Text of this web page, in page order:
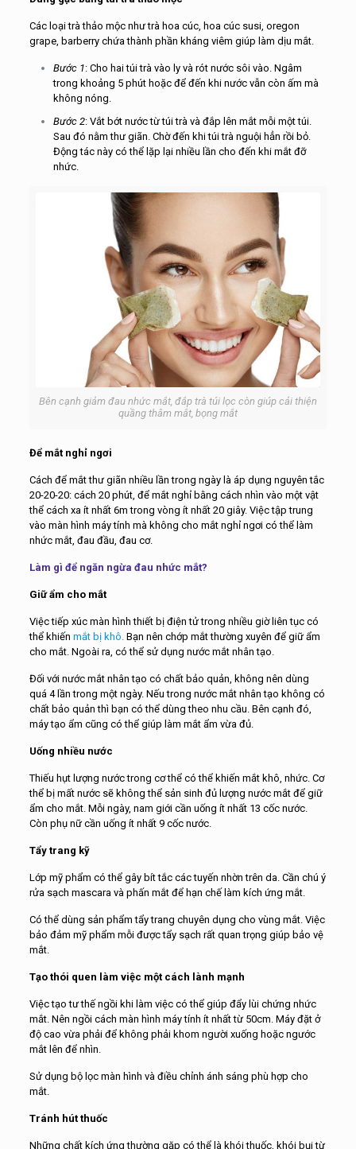
Các loại trà thảo mộc như trà hoa cúc, hoa cúc susi, oregon
grape, barberry chứa thành phần kháng viêm giúp làm dịu mắt.
Bước 1: Cho hai túi trà vào ly và rót nước sôi vào. Ngâm
trong khoảng 5 phút hoặc để đến khi nước vẫn còn ấm mà
không nóng.
Bước 2: Vắt bớt nước từ túi trà và đắp lên mắt mỗi một túi.
Sau đó nằm thư giãn. Chờ đến khi túi trà nguội hẳn rồi bỏ.
Động tác này có thể lặp lại nhiều lần cho đến khi mắt đỡ
nhức.
Bên cạnh giảm đau nhức mắt, đắp trà túi lọc còn giúp cải thiện
quầng thâm mắt, bọng mắt
Để mắt nghỉ ngơi
Cách để mắt thư giãn nhiều lần trong ngày là áp dụng nguyên tắc
20-20-20: cách 20 phút, để mắt nghỉ bằng cách nhìn vào một vật
thể cách xa ít nhất 6m trong vòng ít nhất 20 giây. Việc tập trung
vào màn hình máy tính mà không cho mắt nghỉ ngơi có thể làm
nhức mắt, đau đầu, đau cơ.
Làm gì để ngăn ngừa đau nhức mắt?
Giữ ẩm cho mắt
Việc tiếp xúc màn hình thiết bị điện tử trong nhiều giờ liên tục có
thể khiến mắt bị khô Bạn nên chớp mắt thường xuyên để giữ ẩm
cho mắt. Ngoài ra, có thể sử dụng nước mắt nhân tạo.
Đối với nước mắt nhân tạo có chất bảo quản, không nên dùng
quá 4 lần trong một ngày. Nếu trong nước mắt nhân tạo không có
chất bảo quản thì bạn có thể dùng theo nhu cầu. Bên cạnh đó,
máy tạo ẩm cũng có thể giúp làm mắt ẩm vừa đủ.
Uống nhiều nước
Thiếu hụt lượng nước trong cơ thể có thể khiến mắt khô, nhức. Cơ
thể bị mất nước sẽ không thể sản sinh đủ lượng nước mắt để giữ
ẩm cho mắt. Mỗi ngày, nam giới cần uống ít nhất 13 cốc nước.
Còn phụ nữ cần uống ít nhất 9 cốc nước.
Tẩy trang kỹ
Lớp mỹ phẩm có thể gây bít tắc các tuyến nhờn trên da. Cần chú ý
rửa sạch mascara và phấn mắt để hạn chế làm kích ứng mắt.
Có thể dùng sản phẩm tẩy trang chuyên dụng cho vùng mắt. Việc
bảo đảm mỹ phẩm mỗi được tẩy sạch rất quan trọng giúp bảo vệ
mắt.
Tạo thói quen làm việc một cách lành mạnh
Việc tạo tư thế ngồi khi làm việc có thể giúp đẩy lùi chứng nhức
mắt. Nên ngồi cách màn hình máy tính ít nhất từ 50cm. Máy đặt ở
độ cao vừa phải để không phải khom người xuống hoặc ngước
mắt lên để nhìn.
Sử dụng bộ lọc màn hình và điều chỉnh ánh sáng phù hợp cho
mắt.
Tránh hút thuốc
Những chất kích ứng thường gặp có thể là khói thuốc, khói bụi từ